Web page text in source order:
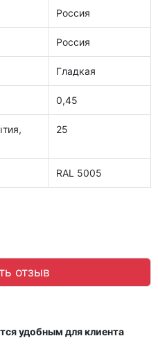
Россия
Россия
Гладкая
0,45
25
RAL 5005
отзыв
удобным для клиента